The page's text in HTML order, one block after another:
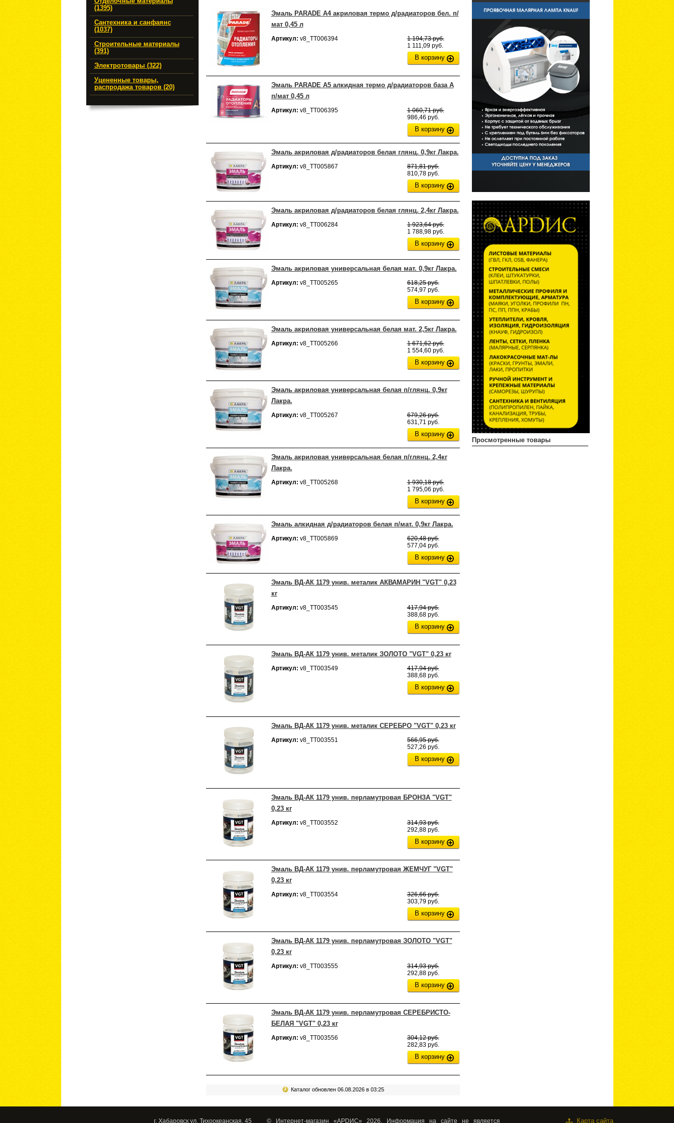
Просмотренные товары
(1395)
Сантехника и санфаянс
(1037)
Строительные материалы
(391)
Электротовары (322)
Уцененные товары,
распродажа товаров (20)
Эмаль PARADE А4 акриловая термо д/радиаторов бел. п/
мат 0,45 л
Артикул: v8_ТТ006394
1 194,73 руб.
1 111,09 руб.
В корзину
Эмаль PARADE А5 алкидная термо д/радиаторов база А
п/мат 0,45 л
Артикул: v8_ТТ006395
1 060,71 руб.
986,46 руб.
В корзину
Эмаль акриловая д/радиаторов белая глянц. 0,9кг Лакра.
Артикул: v8_ТТ005867
871,81 руб.
810,78 руб.
В корзину
Эмаль акриловая д/радиаторов белая глянц. 2,4кг Лакра.
Артикул: v8_ТТ006284
1 923,64 руб.
1 788,98 руб.
В корзину
Эмаль акриловая универсальная белая мат. 0,9кг Лакра.
Артикул: v8_ТТ005265
618,25 руб.
574,97 руб.
В корзину
Эмаль акриловая универсальная белая мат. 2,5кг Лакра.
Артикул: v8_ТТ005266
1 671,62 руб.
1 554,60 руб.
В корзину
Эмаль акриловая универсальная белая п/глянц. 0,9кг
Лакра.
Артикул: v8_ТТ005267
679,26 руб.
631,71 руб.
В корзину
Эмаль акриловая универсальная белая п/глянц. 2,4кг
Лакра.
Артикул: v8_ТТ005268
1 930,18 руб.
1 795,06 руб.
В корзину
Эмаль алкидная д/радиаторов белая п/мат. 0,9кг Лакра.
Артикул: v8_ТТ005869
620,48 руб.
577,04 руб.
В корзину
Эмаль ВД-АК 1179 унив. металик АКВАМАРИН "VGT" 0,23
кг
Артикул: v8_ТТ003545
417,94 руб.
388,68 руб.
В корзину
Эмаль ВД-АК 1179 унив. металик ЗОЛОТО "VGT" 0,23 кг
Артикул: v8_ТТ003549
417,94 руб.
388,68 руб.
В корзину
Эмаль ВД-АК 1179 унив. металик СЕРЕБРО "VGT" 0,23 кг
Артикул: v8_ТТ003551
566,95 руб.
527,26 руб.
В корзину
Эмаль ВД-АК 1179 унив. перламутровая БРОНЗА "VGT"
0,23 кг
Артикул: v8_ТТ003552
314,93 руб.
292,88 руб.
В корзину
Эмаль ВД-АК 1179 унив. перламутровая ЖЕМЧУГ "VGT"
0,23 кг
Артикул: v8_ТТ003554
326,66 руб.
303,79 руб.
В корзину
Эмаль ВД-АК 1179 унив. перламутровая ЗОЛОТО "VGT"
0,23 кг
Артикул: v8_ТТ003555
314,93 руб.
292,88 руб.
В корзину
Эмаль ВД-АК 1179 унив. перламутровая СЕРЕБРИСТО-
БЕЛАЯ "VGT" 0,23 кг
Артикул: v8_ТТ003556
304,12 руб.
282,83 руб.
В корзину
Каталог обновлен 06.08.2026 в 03:25
г. Хабаровск ул. Тихоокеанская, 45 © Интернет-магазин «АРDИС» 2026. Информация на сайте не является Карта сайта